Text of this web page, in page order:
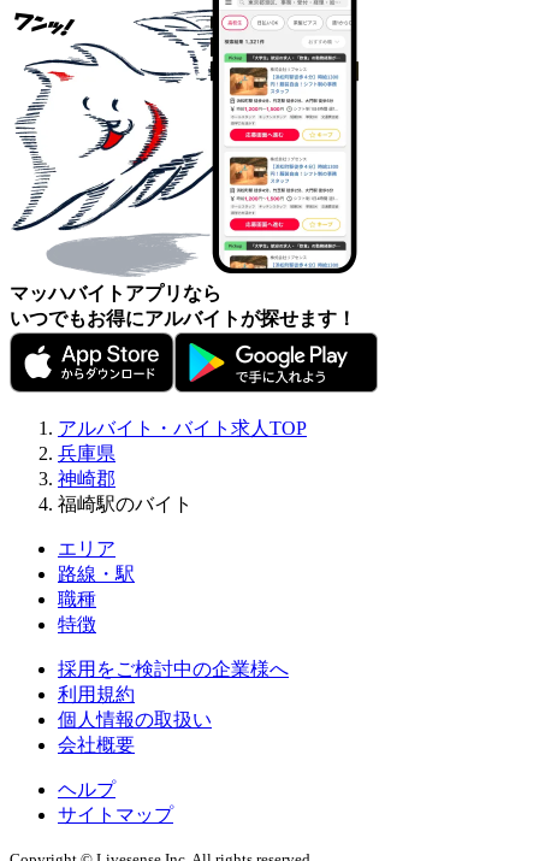
マッハバイトアプリなら
いつでもお得にアルバイトが探せます！
アルバイト・バイト求人TOP
兵庫県
神崎郡
福崎駅のバイト
エリア
路線・駅
職種
特徴
採用をご検討中の企業様へ
利用規約
個人情報の取扱い
会社概要
ヘルプ
サイトマップ